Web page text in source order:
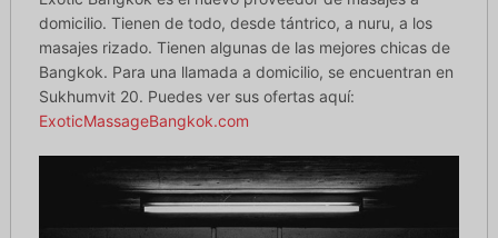
domicilio. Tienen de todo, desde tántrico, a nuru, a los
masajes rizado. Tienen algunas de las mejores chicas de
Bangkok. Para una llamada a domicilio, se encuentran en
Sukhumvit 20. Puedes ver sus ofertas aquí:
ExoticMassageBangkok.com